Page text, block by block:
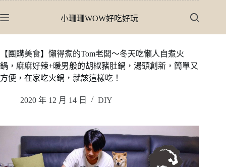
至
內
容
小珊珊WOW好吃好玩
【團購美食】懶得煮的Tom老闆〜冬天吃懶人自煮火
鍋，麻麻好辣+暖男般的胡椒豬肚鍋，湯頭創新，簡單又
方便，在家吃火鍋，就該這樣吃！
2020 年 12 月 14 日 DIY